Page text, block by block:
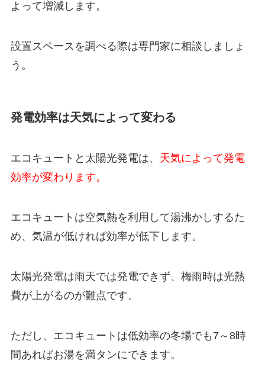
よって増減します。
設置スペースを調べる際は専門家に相談しましょ
う。
発電効率は天気によって変わる
エコキュートと太陽光発電は、 天気によって発電
効率が変わります。
エコキュートは空気熱を利用して湯沸かしするた
め、気温が低ければ効率が低下します。
太陽光発電は雨天では発電できず、梅雨時は光熱
費が上がるのが難点です。
ただし、エコキュートは低効率の冬場でも7～8時
間あればお湯を満タンにできます。